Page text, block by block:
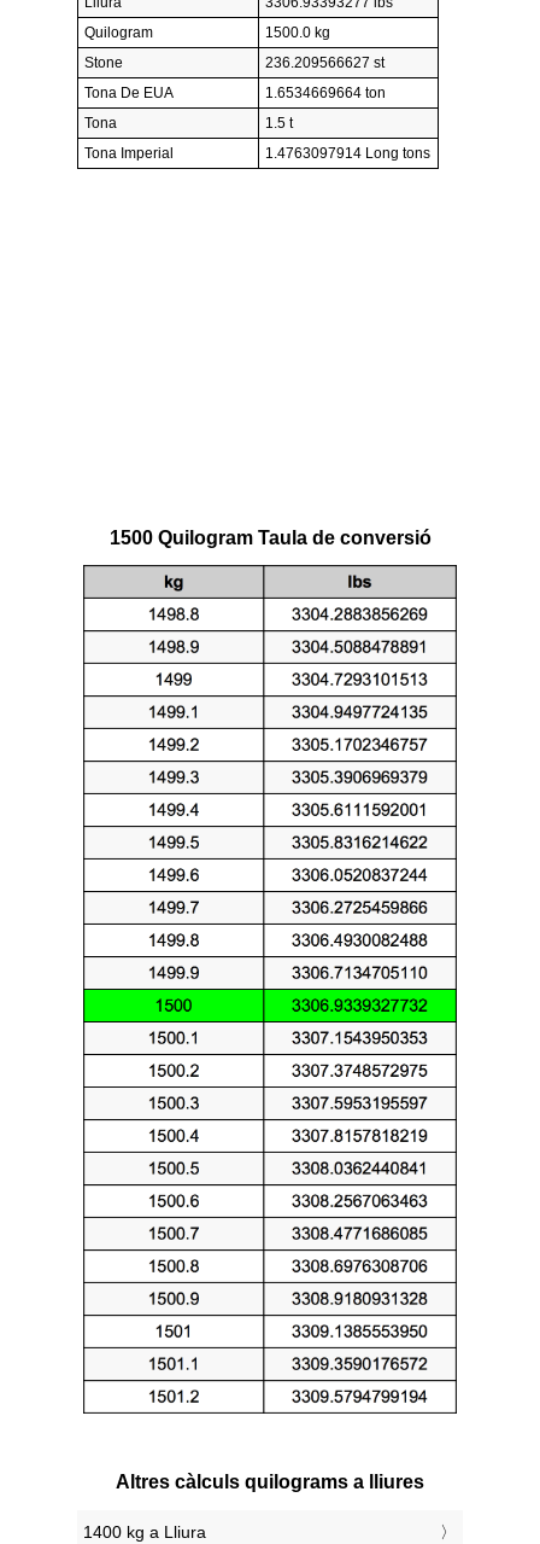
Quilogram
1500.0 kg
Stone
236.209566627 st
Tona De EUA
1.6534669664 ton
Tona
1.5 t
Tona Imperial
1.4763097914 Long tons
1500 Quilogram Taula de conversió
Altres càlculs quilograms a lliures
1400 kg a Lliura